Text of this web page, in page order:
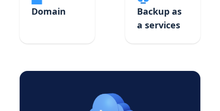
Domain
Backup as
a services